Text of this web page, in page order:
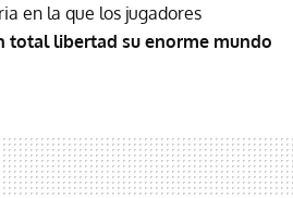
en la que los jugadores
total libertad su enorme mundo